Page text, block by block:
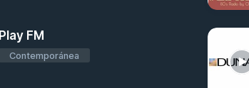
Play FM
Contemporánea